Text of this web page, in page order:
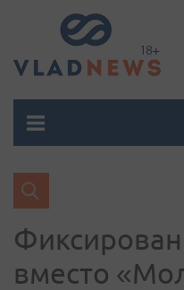
вместо